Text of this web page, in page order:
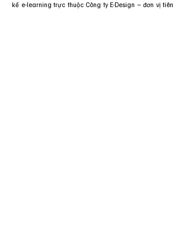
kế e-learning trực thuộc Công ty E-Design – đơn vị tiên